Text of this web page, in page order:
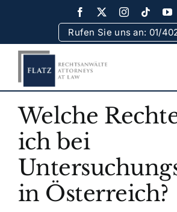
content
Rufen Sie uns an: 01/
Home
Team
Rechtsgebiete
Welche
ich bei
in Österreich?